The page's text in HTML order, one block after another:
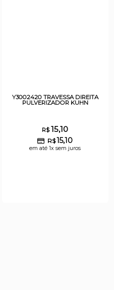
Y3002420 TRAVESSA DIREITA
PULVERIZADOR KUHN
R$15,10
R$15,10
em até 1x sem juros